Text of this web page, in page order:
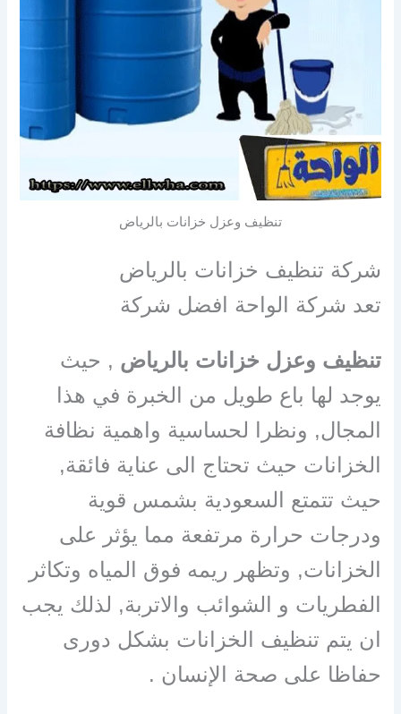
تنظيف وعزل خزانات بالرياض
شركة تنظيف خزانات بالرياض
تعد شركة الواحة افضل شركة
تنظيف وعزل خزانات بالرياض , حيث
يوجد لها باع طويل من الخبرة في هذا
المجال, ونظرا لحساسية واهمية نظافة
الخزانات حيث تحتاج الى عناية فائقة,
حيث تتمتع السعودية بشمس قوية
ودرجات حرارة مرتفعة مما يؤثر على
الخزانات, وتظهر ريمه فوق المياه وتكاثر
الفطريات و الشوائب والاتربة, لذلك يجب
ان يتم تنظيف الخزانات بشكل دورى
حفاظا على صحة الإنسان .